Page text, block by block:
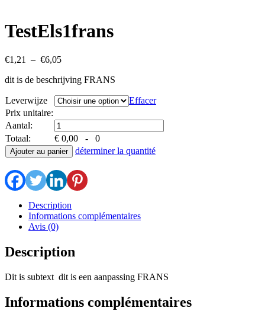
TestEls1frans
€1,21 – €6,05Plage
prix :
à
dit is de beschrijving FRANS
Leverwijze
Effacer
Prix ​​unitaire:
Aantal:
Totaal:
€ 0,00 - 0
Ajouter au panier déterminer la quantité
Description
Informations complémentaires
Avis (0)
Description
Dit is subtext dit is een aanpassing FRANS
Informations complémentaires